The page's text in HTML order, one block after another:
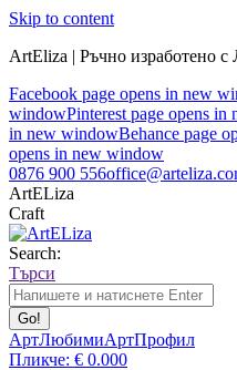
Skip to content
ArtEliza | Ръчно изработено
Facebook page opens in new
windowPinterest page opens
in new windowBehance page
opens in new window
0876 900 556
ArtELiza
Craft
Search:
Търси
АртЛюбимиАртПрофил
Пликче: € 0.000